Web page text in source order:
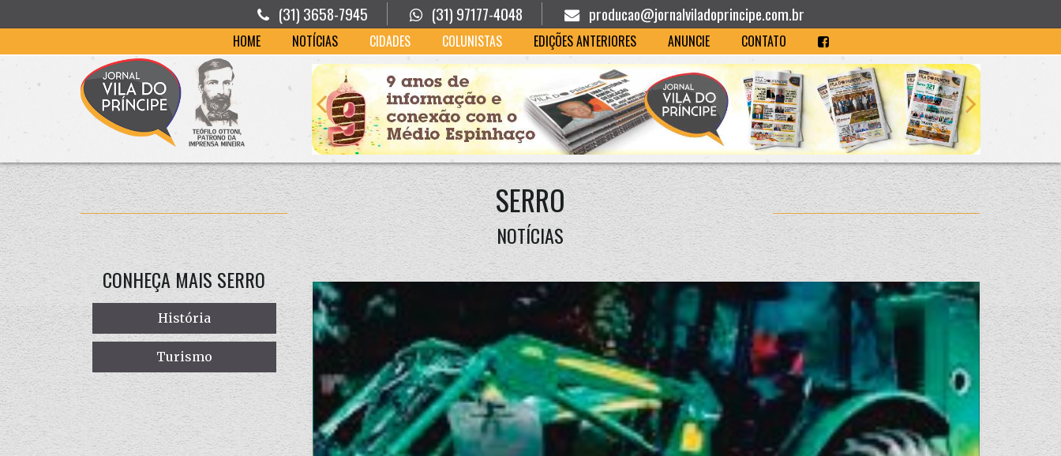
(31) 3658-7945 (31) 97177-4048 producao@jornalviladoprincipe.com.br
HOME NOTÍCIAS CIDADES COLUNISTAS EDIÇÕES ANTERIORES ANUNCIE CONTATO
SERRO
NOTÍCIAS
CONHEÇA MAIS SERRO
História
Turismo